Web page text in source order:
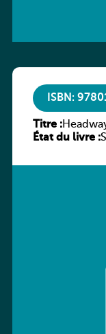
ISBN:
Titre :
État du livre :